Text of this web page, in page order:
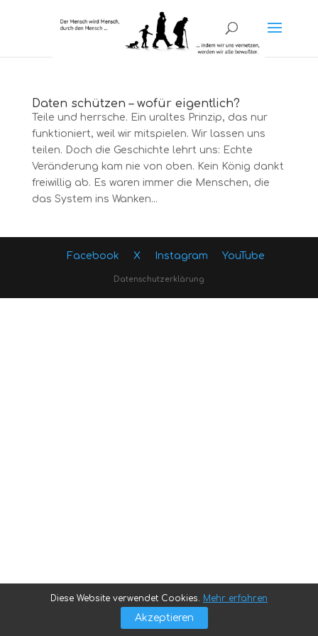
Daten schützen – wofür eigentlich?
Teile und herrsche. Ein uraltes Prinzip, das nur
funktioniert, weil wir mitspielen. Wir lassen uns
teilen. Doch die Geschichte lehrt uns: Echte
Veränderung kam nie von oben. Kein König dankt
freiwillig ab. Es waren immer die Menschen, die
das System ins Wanken...
Facebook X Instagram YouTube
Datenschutzerklärung
Diese Website verwendet Cookies. Mehr erfahren
Akzeptieren